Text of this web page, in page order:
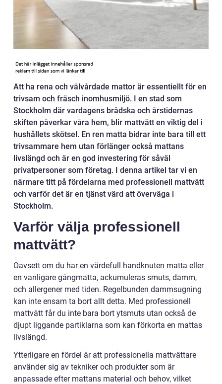
Att ha rena och välvårdade mattor är essentiellt för en
trivsam och fräsch inomhusmiljö. I en stad som
Stockholm där vardagens brådska och årstidernas
skiften påverkar våra hem, blir mattvätt en viktig del i
hushållets skötsel. En ren matta bidrar inte bara till ett
trivsammare hem utan förlänger också mattans
livslängd och är en god investering för såväl
privatpersoner som företag. I denna artikel tar vi en
närmare titt på fördelarna med professionell mattvätt
och varför det är en tjänst värd att överväga i
Stockholm.
Varför välja professionell
mattvätt?
Oavsett om du har en värdefull handknuten matta eller
en vanligare gångmatta, ackumuleras smuts, damm,
och allergener med tiden. Regelbunden dammsugning
kan inte ensam ta bort allt detta. Med professionell
mattvätt får du inte bara bort ytsmuts utan också de
djupt liggande partiklarna som kan förkorta en mattas
livslängd.
Ytterligare en fördel är att professionella mattvättare
använder sig av tekniker och produkter som är
anpassade efter mattans material och behov, vilket